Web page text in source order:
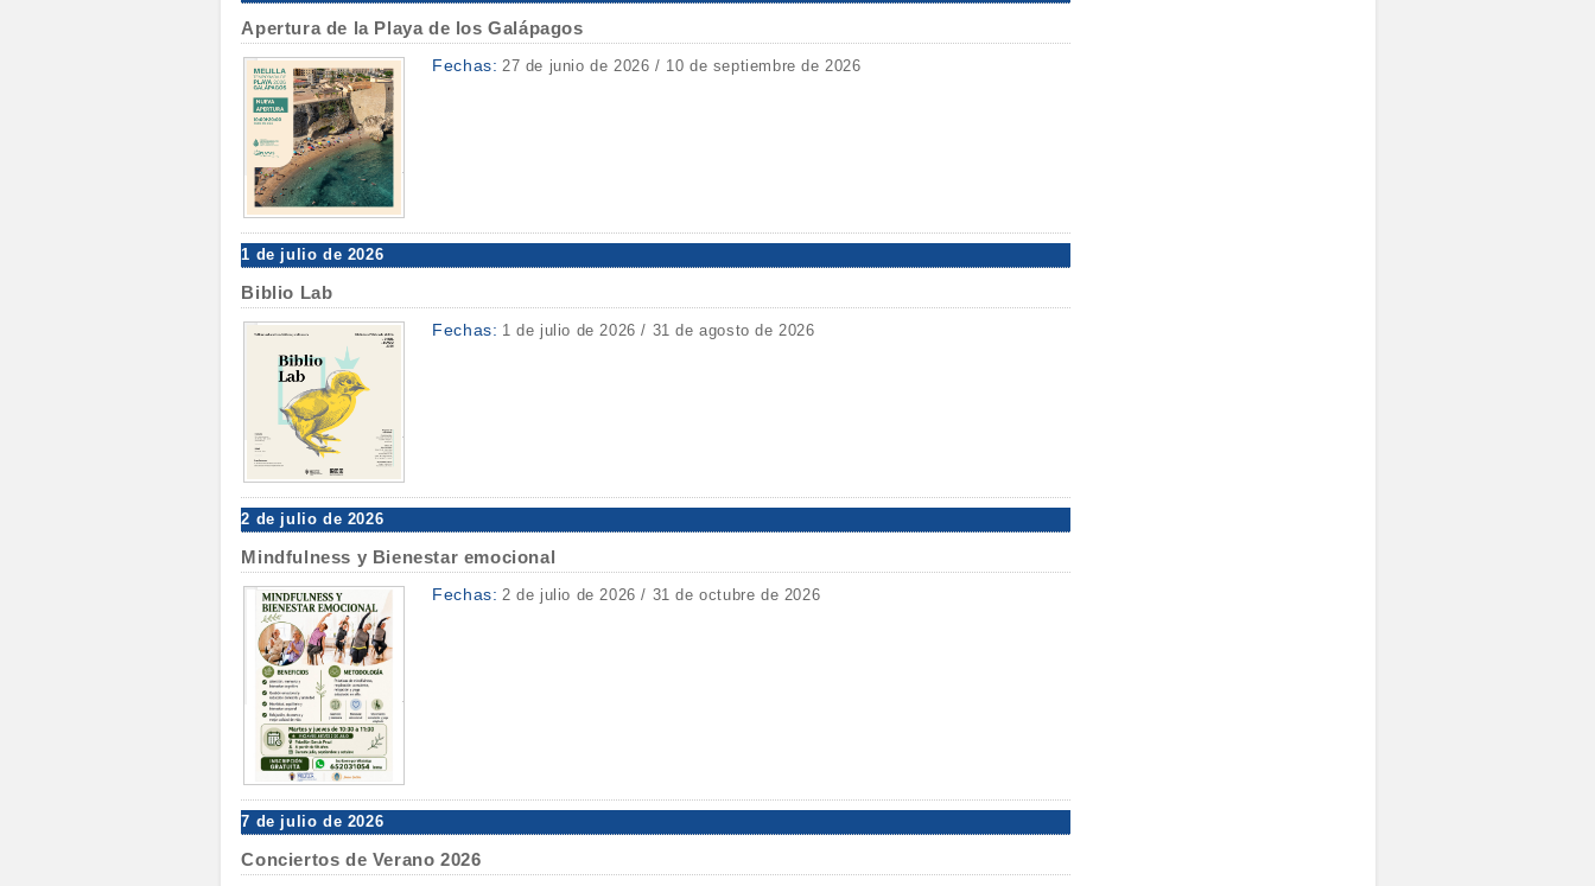
Apertura de la Playa de los Galápagos
Fechas: 27 de junio de 2026 / 10 de septiembre de 2026
1 de julio de 2026
Biblio Lab
Fechas: 1 de julio de 2026 / 31 de agosto de 2026
2 de julio de 2026
Mindfulness y Bienestar emocional
Fechas: 2 de julio de 2026 / 31 de octubre de 2026
7 de julio de 2026
Conciertos de Verano 2026